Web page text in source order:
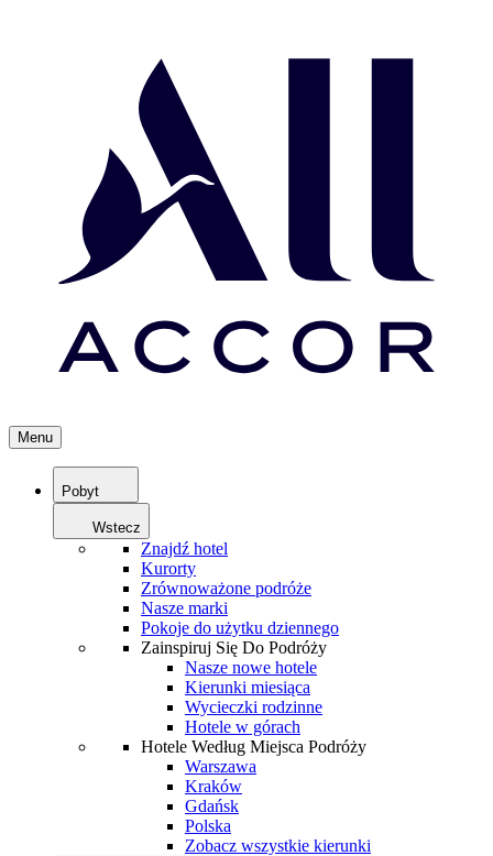
Menu
Pobyt
Wstecz
Znajdź hotel
Kurorty
Zrównoważone podróże
Nasze marki
Pokoje do użytku dziennego
Zainspiruj Się Do Podróży
Nasze nowe hotele
Kierunki miesiąca
Wycieczki rodzinne
Hotele w górach
Hotele Według Miejsca Podróży
Warszawa
Kraków
Gdańsk
Polska
Zobacz wszystkie kierunki